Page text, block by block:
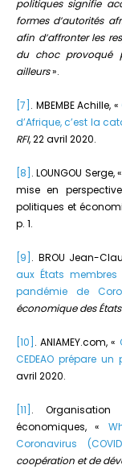
politiques signifie
formes d’autorités
afin d’affronter les
du choc provoqué
ailleurs».
[7] . MBEMBE Achille, «
d’Afrique, c’est la
RFI, 22 avril 2020.
[8] . LOUNGOU
mise en
politiques et
p. 1.
[9] . BROU Jean-
aux États
pandémie de
économique des États
[10] . ANIAMEY.com, «
CEDEAO prépare
avril 2020.
[11] . Organisation
économiques, «
Coronavirus
coopération et de